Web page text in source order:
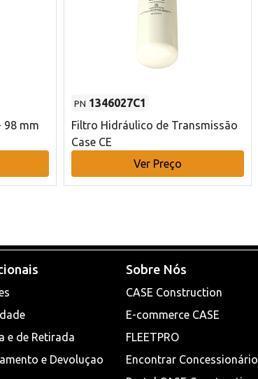
98 mm
PN 1346027C1
Filtro Hidráulico de Transmissão
Case CE
Ver Preço
e de Retirada
e Devoluçao
Sobre Nós
CASE Construction
E-commerce CASE
FLEETPRO
Encontrar Concessionário